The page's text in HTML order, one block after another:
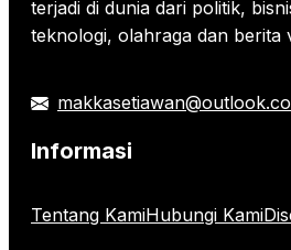
terjadi di dunia dari politik,
teknologi, olahraga dan berita
Informasi
Tentang KamiHubungi Kami